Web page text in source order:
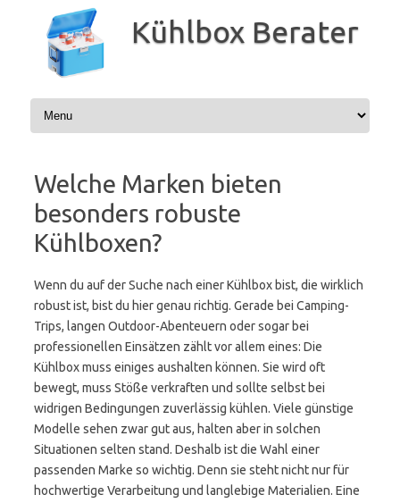
springen
Kühlbox Berater
Welche Marken bieten
besonders robuste
Kühlboxen?
Wenn du auf der Suche nach einer Kühlbox bist, die wirklich
robust ist, bist du hier genau richtig. Gerade bei Camping-
Trips, langen Outdoor-Abenteuern oder sogar bei
professionellen Einsätzen zählt vor allem eines: Die
Kühlbox muss einiges aushalten können. Sie wird oft
bewegt, muss Stöße verkraften und sollte selbst bei
widrigen Bedingungen zuverlässig kühlen. Viele günstige
Modelle sehen zwar gut aus, halten aber in solchen
Situationen selten stand. Deshalb ist die Wahl einer
passenden Marke so wichtig. Denn sie steht nicht nur für
hochwertige Verarbeitung und langlebige Materialien. Eine